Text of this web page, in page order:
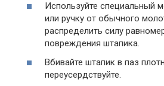
Используйте специальный
или ручку от обычного
распределить силу
повреждения штапика.
Вбивайте штапик в паз
переусердствуйте.